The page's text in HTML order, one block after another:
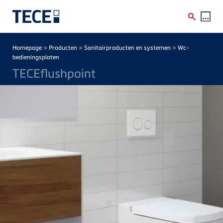
Breadcrumb
Homepage » Producten » Sanitairproducten en systemen » Wc-
bedieningsplaten
TECEflushpoint